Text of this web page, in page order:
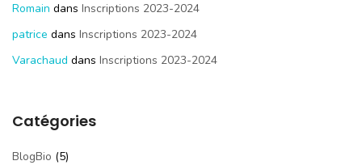
Romain dans Inscriptions 2023-2024
patrice dans Inscriptions 2023-2024
Varachaud dans Inscriptions 2023-2024
Catégories
BlogBio (5)